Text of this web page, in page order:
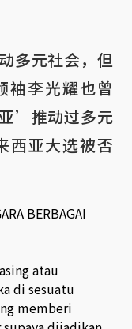
多元社会，但
袖李光耀也曾
’推动过多元
西亚大选被否
BERBAGAI
atau
di sesuatu
memberi